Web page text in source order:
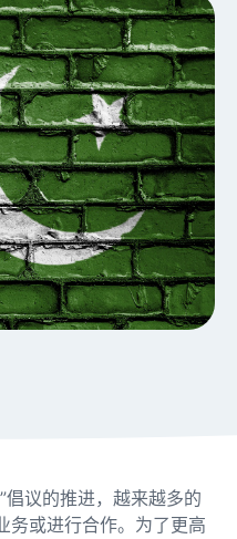
倡议的推进，越来越多的
务或进行合作。为了更高